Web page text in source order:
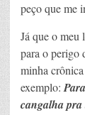
peço que me
Já que o meu
para o perigo
minha
exemplo:
cangalha